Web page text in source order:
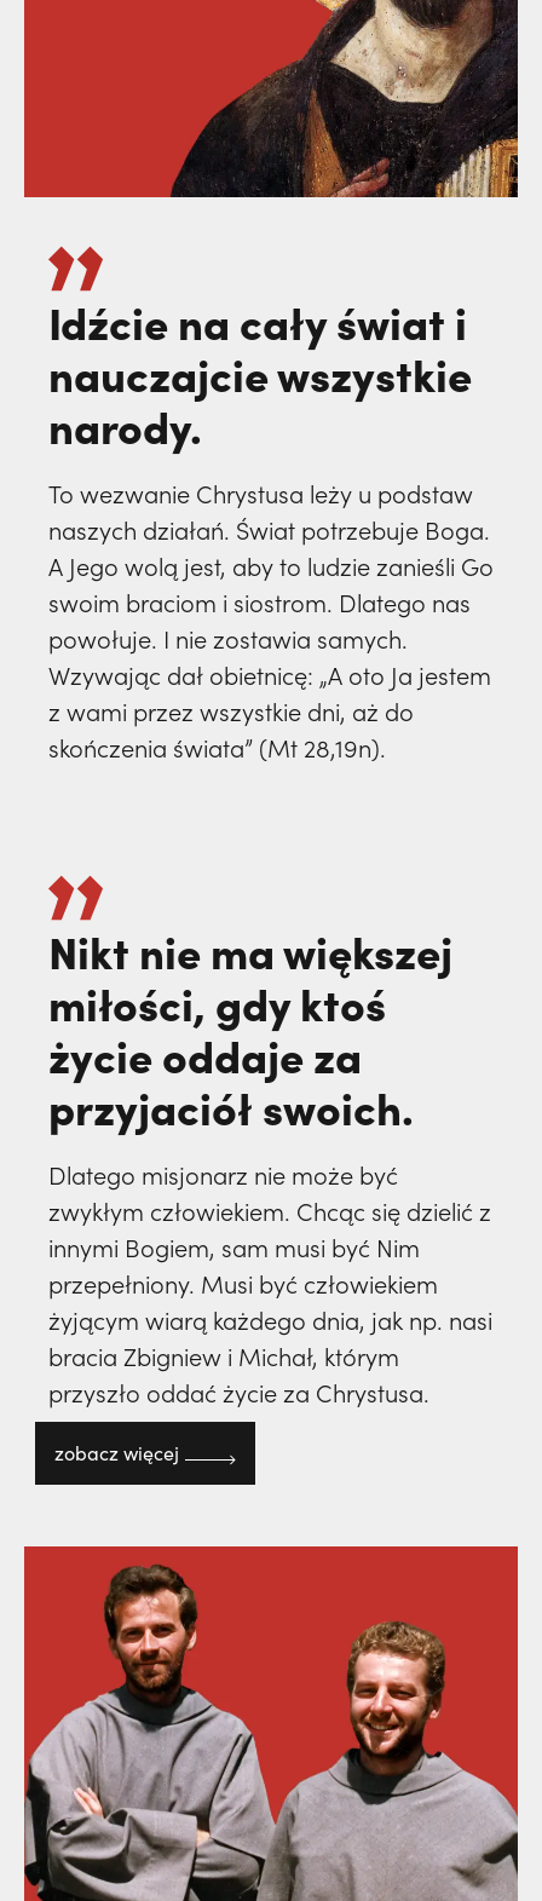
Idźcie na cały świat i
nauczajcie wszystkie
narody.
To wezwanie Chrystusa leży u podstaw
naszych działań. Świat potrzebuje Boga.
A Jego wolą jest, aby to ludzie zanieśli Go
swoim braciom i siostrom. Dlatego nas
powołuje. I nie zostawia samych.
Wzywając dał obietnicę: „A oto Ja jestem
z wami przez wszystkie dni, aż do
skończenia świata” (Mt 28,19n).
Nikt nie ma większej
miłości, gdy ktoś
życie oddaje za
przyjaciół swoich.
Dlatego misjonarz nie może być
zwykłym człowiekiem. Chcąc się dzielić z
innymi Bogiem, sam musi być Nim
przepełniony. Musi być człowiekiem
żyjącym wiarą każdego dnia, jak np. nasi
bracia Zbigniew i Michał, którym
przyszło oddać życie za Chrystusa.
zobacz więcej